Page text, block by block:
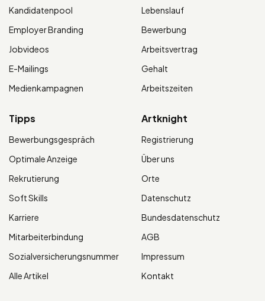
Kandidatenpool
Employer Branding
Jobvideos
E-Mailings
Medienkampagnen
Lebenslauf
Bewerbung
Arbeitsvertrag
Gehalt
Arbeitszeiten
Tipps
Bewerbungsgespräch
Optimale Anzeige
Rekrutierung
Soft Skills
Karriere
Mitarbeiterbindung
Sozialversicherungsnummer
Alle Artikel
Artknight
Registrierung
Über uns
Orte
Datenschutz
Bundesdatenschutz
AGB
Impressum
Kontakt